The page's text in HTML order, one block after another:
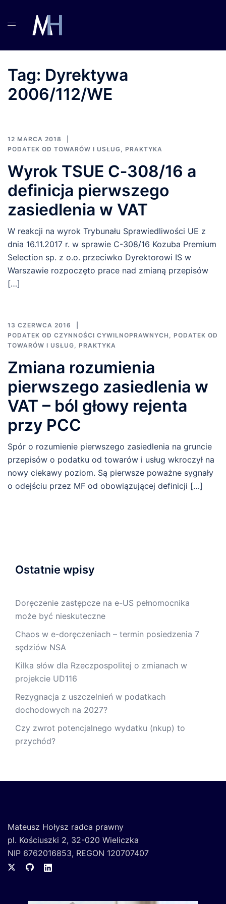
Tag: Dyrektywa
2006/112/WE
12 MARCA 2018
PODATEK OD TOWARÓW I USŁUG, PRAKTYKA
Wyrok TSUE C‑308/16 a
definicja pierwszego
zasiedlenia w VAT
W reakcji na wyrok Trybunału Sprawiedliwości UE z
dnia 16.11.2017 r. w sprawie C-308/16 Kozuba Premium
Selection sp. z o.o. przeciwko Dyrektorowi IS w
Warszawie rozpoczęto prace nad zmianą przepisów
[…]
13 CZERWCA 2016
PODATEK OD CZYNNOŚCI CYWILNOPRAWNYCH , PODATEK OD
TOWARÓW I USŁUG, PRAKTYKA
Zmiana rozumienia
pierwszego zasiedlenia w
VAT – ból głowy rejenta
przy PCC
Spór o rozumienie pierwszego zasiedlenia na gruncie
przepisów o podatku od towarów i usług wkroczył na
nowy ciekawy poziom. Są pierwsze poważne sygnały
o odejściu przez MF od obowiązującej definicji […]
Ostatnie wpisy
Doręczenie zastępcze na e-US pełnomocnika
może być nieskuteczne
Chaos w e-doręczeniach – termin posiedzenia 7
sędziów NSA
Kilka słów dla Rzeczpospolitej o zmianach w
projekcie UD116
Rezygnacja z uszczelnień w podatkach
dochodowych na 2027?
Czy zwrot potencjalnego wydatku (nkup) to
przychód?
Mateusz Hołysz radca prawny
pl. Kościuszki 2, 32-020 Wieliczka
NIP 6762016853, REGON 120707407